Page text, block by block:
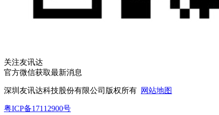
关注友讯达
官方微信获取最新消息
深圳友讯达科技股份有限公司版权所有 网站地图
粤ICP备17112900号